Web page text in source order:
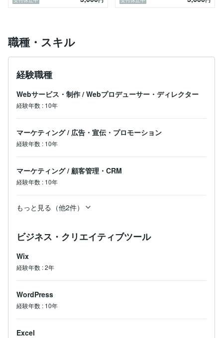
職種・スキル
経験職種
Webサービス・制作 / Webプロデューサー・ディレクター
経験年数 : 10年
マーケティング / 広告・宣伝・プロモーション
経験年数 : 10年
マーケティング / 顧客管理・CRM
経験年数 : 10年
もっと見る（他2件）
ビジネス・クリエイティブツール
Wix
経験年数 :2年
WordPress
経験年数 : 10年
Excel